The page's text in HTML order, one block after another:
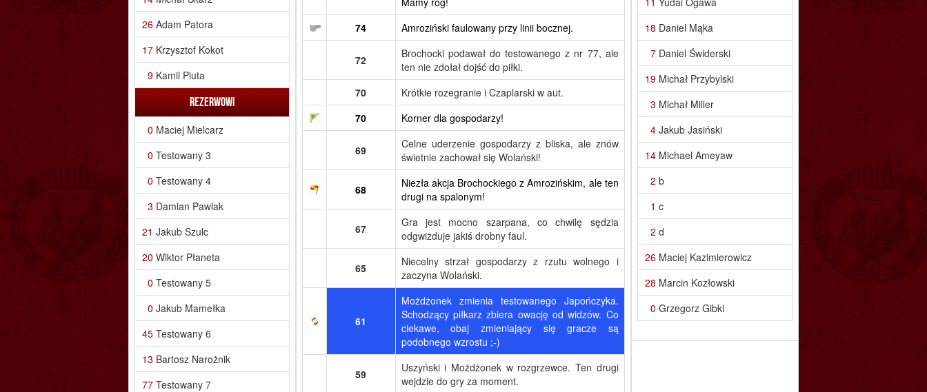
74
Amroziński faulowany przy linii bocznej.
72
Brochocki podawał do testowanego z nr 77, ale
ten nie zdołał dojść do piłki.
70
Krótkie rozegranie i Czaplarski w aut.
70
Korner dla gospodarzy!
69
Celne uderzenie gospodarzy z bliska, ale znów
świetnie zachował się Wolański!
68
Niezła akcja Brochockiego z Amrozińskim, ale ten
drugi na spalonym!
67
Gra jest mocno szarpana, co chwilę sędzia
odgwizduje jakiś drobny faul.
65
Niecelny strzał gospodarzy z rzutu wolnego i
zaczyna Wolański.
61
Możdżonek zmienia testowanego Japończyka.
Schodzący piłkarz zbiera owację od widzów. Co
ciekawe, obaj zmieniający się gracze są
podobnego wzrostu ;-)
59
Uszyński i Możdżonek w rozgrzewce. Ten drugi
wejdzie do gry za moment.
26 Adam Patora
17 Krzysztof Kokot
9 Kamil Pluta
Rezerwowi
0 Maciej Mielcarz
0 Testowany 3
0 Testowany 4
3 Damian Pawlak
21 Jakub Szulc
20 Wiktor Płaneta
0 Testowany 5
0 Jakub Mamełka
45 Testowany 6
13 Bartosz Narożnik
77 Testowany 7
18 Daniel Mąka
7 Daniel Świderski
19 Michał Przybylski
3 Michał Miller
4 Jakub Jasiński
14 Michael Ameyaw
2 b
1 c
2 d
26 Maciej Kazimierowicz
28 Marcin Kozłowski
0 Grzegorz Gibki